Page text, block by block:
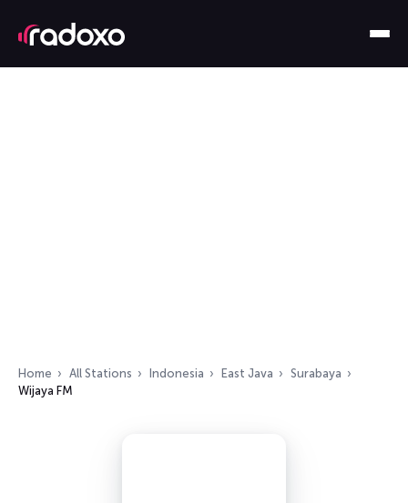
Home All Stations Indonesia East Java
Surabaya
Wijaya FM